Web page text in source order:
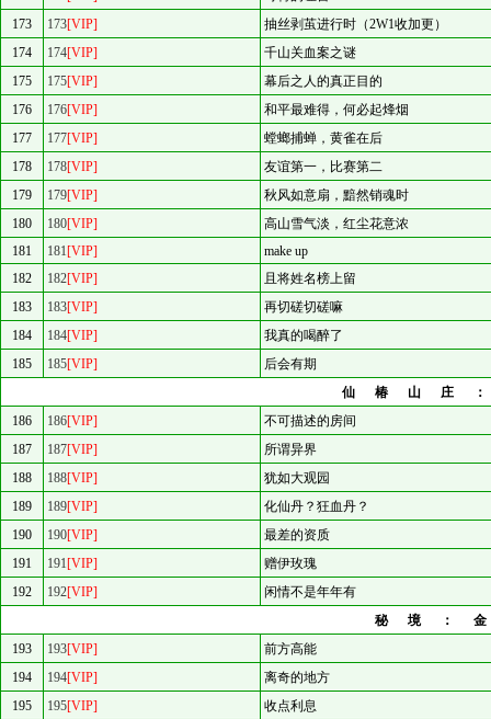
173
173[VIP]
抽丝剥茧进行时（2W1收加更）
174
174[VIP]
千山关血案之谜
175
175[VIP]
幕后之人的真正目的
176
176[VIP]
和平最难得，何必起烽烟
177
177[VIP]
螳螂捕蝉，黄雀在后
178
178[VIP]
友谊第一，比赛第二
179
179[VIP]
秋风如意扇，黯然销魂时
180
180[VIP]
高山雪气淡，红尘花意浓
181
181[VIP]
make up
182
182[VIP]
且将姓名榜上留
183
183[VIP]
再切磋切磋嘛
184
184[VIP]
我真的喝醉了
185
185[VIP]
后会有期
仙椿山庄
186
186[VIP]
不可描述的房间
187
187[VIP]
所谓异界
188
188[VIP]
犹如大观园
189
189[VIP]
化仙丹？狂血丹？
190
190[VIP]
最差的资质
191
191[VIP]
赠伊玫瑰
192
192[VIP]
闲情不是年年有
秘境：
193
193[VIP]
前方高能
194
194[VIP]
离奇的地方
195
195[VIP]
收点利息